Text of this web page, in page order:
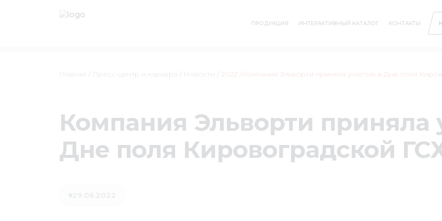
ПРОДУКЦИЯ ИНТЕРАКТИВНЫЙ КАТАЛОГ КОНТАКТЫ
Главная / Пресс-центр и карьера / Новости / 2022 /Компания Эльворти приняла участие в Дне поля
Компания Эльворти приняла
Дне поля Кировоградской
29.06.2022